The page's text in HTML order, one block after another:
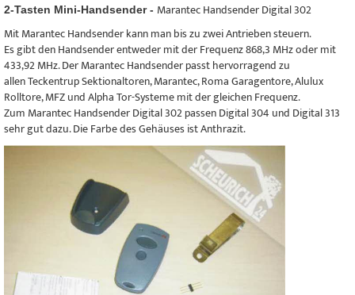
2-Tasten Mini-Handsender - Marantec Handsender Digital 302
Mit Marantec Handsender kann man bis zu zwei Antrieben steuern.
Es gibt den Handsender entweder mit der Frequenz 868,3 MHz oder mit
433,92 MHz. Der Marantec Handsender passt hervorragend zu
allen Teckentrup Sektionaltoren, Marantec, Roma Garagentore, Alulux
Rolltore, MFZ und Alpha Tor-Systeme mit der gleichen Frequenz.
Zum Marantec Handsender Digital 302 passen Digital 304 und Digital 313
sehr gut dazu. Die Farbe des Gehäuses ist Anthrazit.